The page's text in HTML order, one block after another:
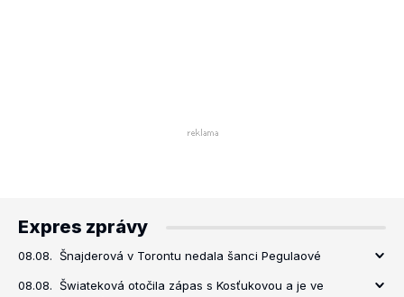
Expres zprávy
08.08. Šnajderová v Torontu nedala šanci Pegulaové
08.08. Šwiateková otočila zápas s Kosťukovou a je ve